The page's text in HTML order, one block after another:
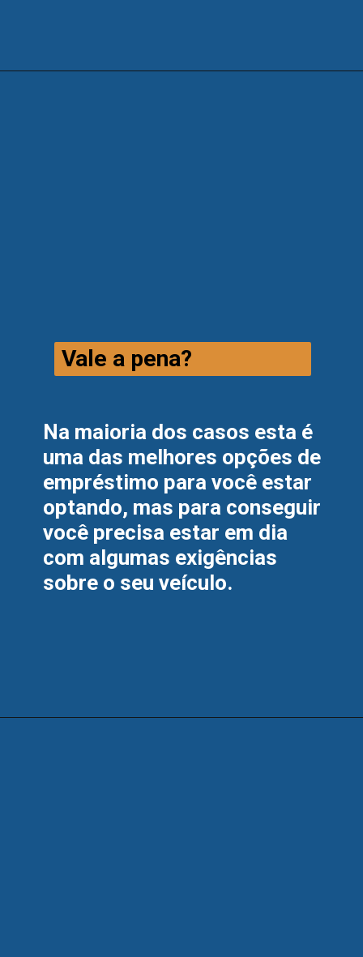
Vale a pena?
Na maioria dos casos esta é
uma das melhores opções de
empréstimo para você estar
optando, mas para conseguir
você precisa estar em dia
com algumas exigências
sobre o seu veículo.